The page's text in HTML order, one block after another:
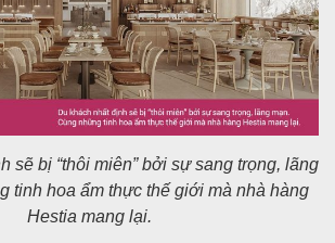
sẽ bị “thôi miên” bởi sự sang trọng, lãng
tinh hoa ẩm thực thế giới mà nhà hàng
Hestia mang lại.